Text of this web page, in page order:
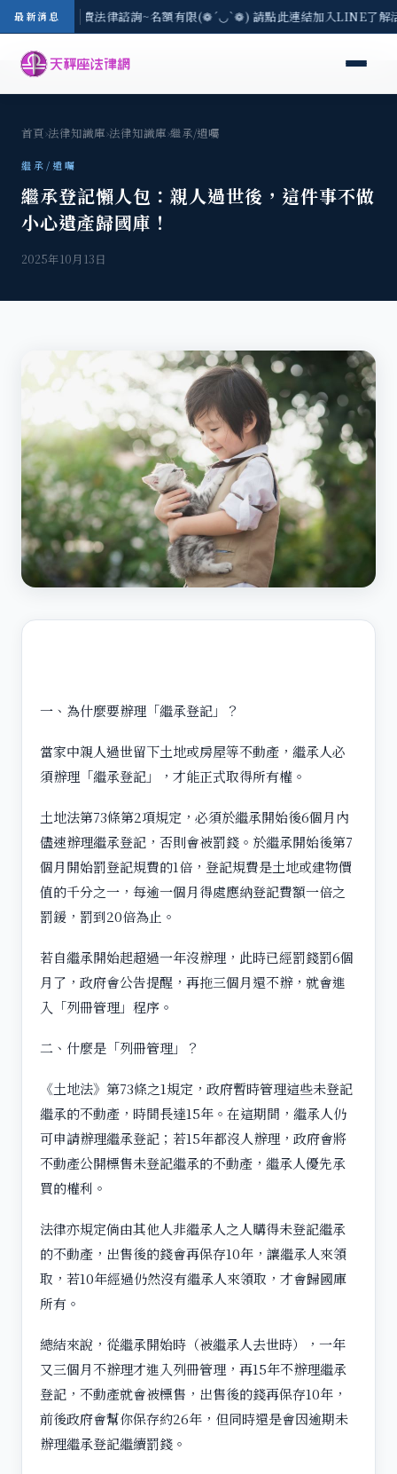
最新消息
3(一) 現場免費法律諮詢~名額有限(❁´◡`❁) 請點此連結加入LINE了
首頁›法律知識庫›法律知識庫›繼承/遺囑
繼承/遺囑
繼承登記懶人包：親人過世後，這件事不做
小心遺產歸國庫！
2025年10月13日
一、為什麼要辦理「繼承登記」？
當家中親人過世留下土地或房屋等不動產，繼承人必
須辦理「繼承登記」，才能正式取得所有權。
土地法第73條第2項規定，必須於繼承開始後6個月內
儘速辦理繼承登記，否則會被罰錢。於繼承開始後第7
個月開始罰登記規費的1倍，登記規費是土地或建物價
值的千分之一，每逾一個月得處應納登記費額一倍之
罰鍰，罰到20倍為止。
若自繼承開始起超過一年沒辦理，此時已經罰錢罰6個
月了，政府會公告提醒，再拖三個月還不辦，就會進
入「列冊管理」程序。
二、什麼是「列冊管理」？
《土地法》第73條之1規定，政府暫時管理這些未登記
繼承的不動產，時間長達15年。在這期間，繼承人仍
可申請辦理繼承登記；若15年都沒人辦理，政府會將
不動產公開標售未登記繼承的不動產，繼承人優先承
買的權利。
法律亦規定倘由其他人非繼承人之人購得未登記繼承
的不動產，出售後的錢會再保存10年，讓繼承人來領
取，若10年經過仍然沒有繼承人來領取，才會歸國庫
所有。
總結來說，從繼承開始時（被繼承人去世時），一年
又三個月不辦理才進入列冊管理，再15年不辦理繼承
登記，不動產就會被標售，出售後的錢再保存10年，
前後政府會幫你保存約26年，但同時還是會因逾期未
辦理繼承登記繼續罰錢。